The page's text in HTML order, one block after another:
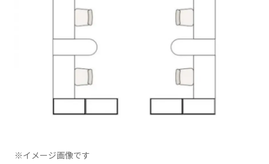
※イメージ画像です